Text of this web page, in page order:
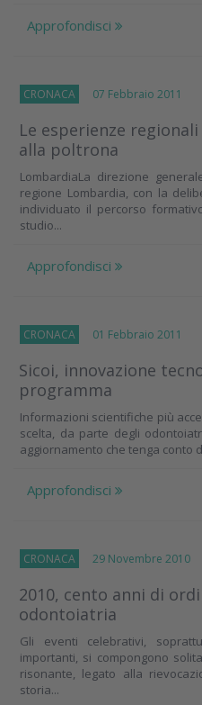
Approfondisci
CRONACA 07 Febbraio 2011
Le esperienze
alla poltrona
LombardiaLa direzione
regione Lombardia, con la
individuato il percorso
studio...
Approfondisci
CRONACA 01 Febbraio 2011
Sicoi, innovazione
programma
Informazioni scientifiche più
scelta, da parte degli
aggiornamento che tenga conto
Approfondisci
CRONACA 29 Novembre 2010
2010, cento anni di
odontoiatria
Gli eventi celebrativi,
importanti, si compongono
risonante, legato alla
storia...